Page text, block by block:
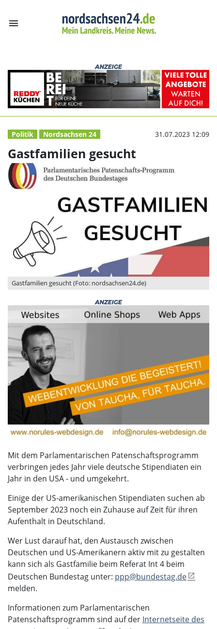
menu Gastfamilien
Politik Nordsachsen 24 31.07.2023 12:09
Gastfamilien gesucht
Gastfamilien gesucht (Foto: nordsachsen24.de)
Mit dem Parlamentarischen Patenschaftsprogramm
verbringen jedes Jahr viele deutsche Stipendiaten ein
Jahr in den USA - und umgekehrt.
Einige der US-amerikanischen Stipendiaten suchen ab
September 2023 noch ein Zuhause auf Zeit für ihren
Aufenthalt in Deutschland.
Wer Lust darauf hat, den Austausch zwischen
Deutschen und US-Amerikanern aktiv mit zu gestalten
kann sich als Gastfamilie beim Referat Int 4 beim
Deutschen Bundestag unter: ppp@bundestag.de
melden.
Informationen zum Parlamentarischen
Patenschaftsprogramm sind auf der Internetseite des